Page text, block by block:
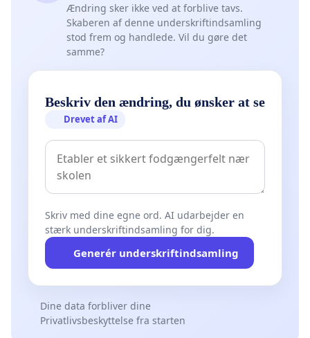
Ændring sker ikke ved at forblive tavs.
Skaberen af denne underskriftindsamling
stod frem og handlede. Vil du gøre det
samme?
Beskriv den ændring, du ønsker at se
Drevet af AI
Skriv med dine egne ord. AI udarbejder en
stærk underskriftindsamling for dig.
Generér underskriftindsamling
Dine data forbliver dine
Privatlivsbeskyttelse fra starten